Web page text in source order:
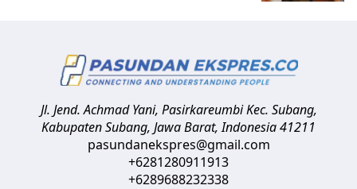
Jl. Jend. Achmad Yani, Pasirkareumbi Kec. Subang,
Kabupaten Subang, Jawa Barat,Indonesia41211
pasundanekspres@gmail.com
+6281280911913
+6289688232338